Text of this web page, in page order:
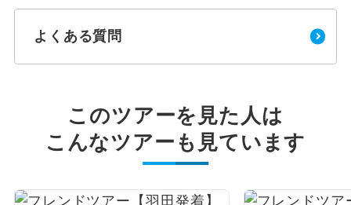
よくある質問
このツアーを見た人は
こんなツアーも見ています